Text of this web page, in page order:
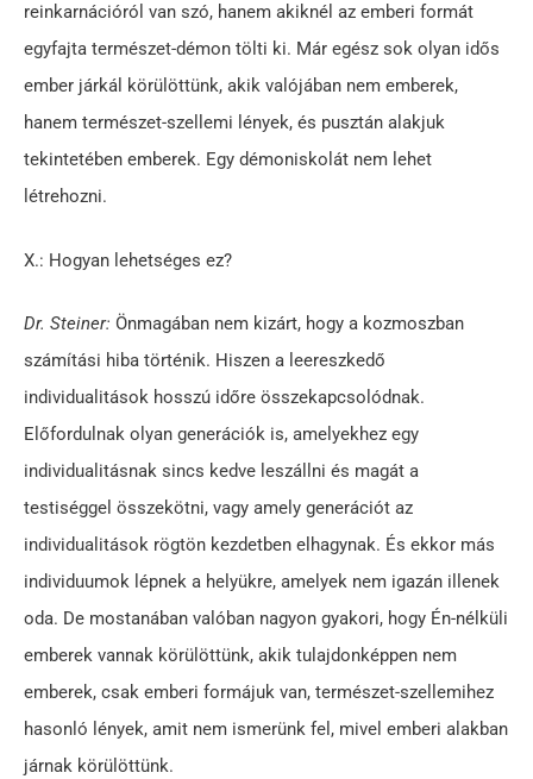
reinkarnációról van szó, hanem akiknél az emberi formát
egyfajta természet-démon tölti ki. Már egész sok olyan idős
ember járkál körülöttünk, akik valójában nem emberek,
hanem természet-szellemi lények, és pusztán alakjuk
tekintetében emberek. Egy démoniskolát nem lehet
létrehozni.
X.: Hogyan lehetséges ez?
Dr. Steiner: Önmagában nem kizárt, hogy a kozmoszban
számítási hiba történik. Hiszen a leereszkedő
individualitások hosszú időre összekapcsolódnak.
Előfordulnak olyan generációk is, amelyekhez egy
individualitásnak sincs kedve leszállni és magát a
testiséggel összekötni, vagy amely generációt az
individualitások rögtön kezdetben elhagynak. És ekkor más
individuumok lépnek a helyükre, amelyek nem igazán illenek
oda. De mostanában valóban nagyon gyakori, hogy Én-nélküli
emberek vannak körülöttünk, akik tulajdonképpen nem
emberek, csak emberi formájuk van, természet-szellemihez
hasonló lények, amit nem ismerünk fel, mivel emberi alakban
járnak körülöttünk.